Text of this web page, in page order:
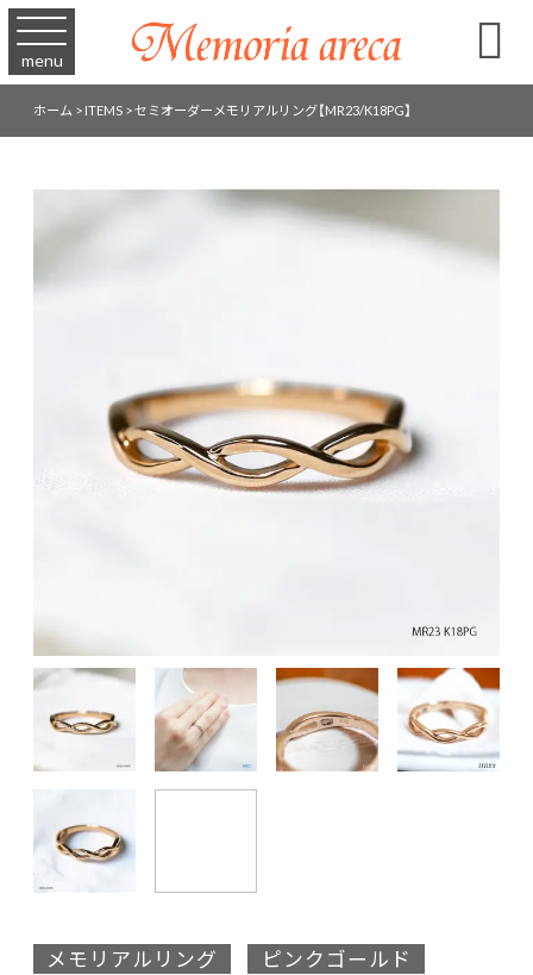
menu 
ホーム>ITEMS>セミオーダーメモリアルリング【MR23/K18PG】
メモリアルリング ピンクゴールド